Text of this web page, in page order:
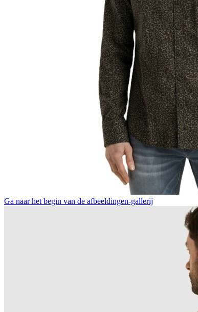
Ga naar het begin van de afbeeldingen-gallerij